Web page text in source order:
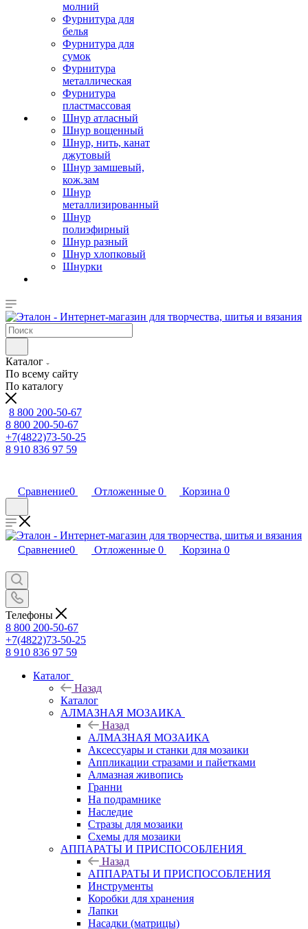
молний
Фурнитура для
белья
Фурнитура для
сумок
Фурнитура
металлическая
Фурнитура
пластмассовая
Шнур атласный
Шнур вощенный
Шнур, нить, канат
джутовый
Шнур замшевый,
кож.зам
Шнур
металлизированный
Шнур
полиэфирный
Шнур разный
Шнур хлопковый
Шнурки
Каталог
По всему сайту
По каталогу
8 800 200-50-67
8 800 200-50-67
+7(4822)73-50-25
8 910 836 97 59
Сравнение0 Отложенные 0 Корзина 0
Сравнение0 Отложенные 0 Корзина 0
Телефоны
8 800 200-50-67
+7(4822)73-50-25
8 910 836 97 59
Каталог
Назад
Каталог
АЛМАЗНАЯ МОЗАИКА
Назад
АЛМАЗНАЯ МОЗАИКА
Аксессуары и станки для мозаики
Аппликации стразами и пайетками
Алмазная живопись
Гранни
На подрамнике
Наследие
Стразы для мозаики
Схемы для мозаики
АППАРАТЫ И ПРИСПОСОБЛЕНИЯ
Назад
АППАРАТЫ И ПРИСПОСОБЛЕНИЯ
Инструменты
Коробки для хранения
Лапки
Насадки (матрицы)